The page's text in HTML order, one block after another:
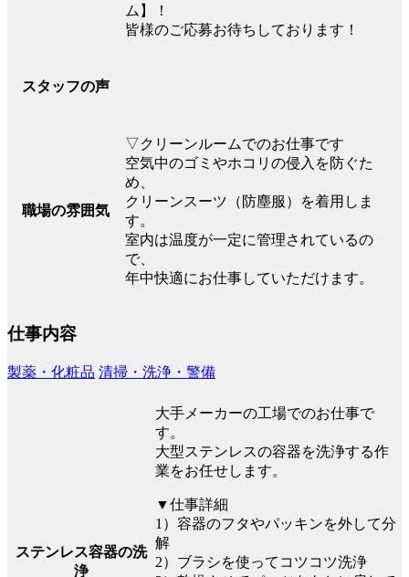
ム】！
皆様のご応募お待ちしております！
スタッフの声
職場の雰囲気
▽クリーンルームでのお仕事です
空気中のゴミやホコリの侵入を防ぐた
め、
クリーンスーツ（防塵服）を着用しま
す。
室内は温度が一定に管理されているの
で、
年中快適にお仕事していただけます。
仕事内容
製薬・化粧品 清掃・洗浄・警備
ステンレス容器の洗
浄
大手メーカーの工場でのお仕事で
す。
大型ステンレスの容器を洗浄する作
業をお任せします。
▼仕事詳細
1）容器のフタやパッキンを外して分
解
2）ブラシを使ってコツコツ洗浄